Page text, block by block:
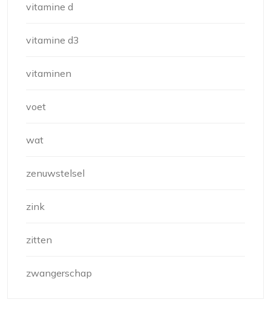
vitamine d
vitamine d3
vitaminen
voet
wat
zenuwstelsel
zink
zitten
zwangerschap